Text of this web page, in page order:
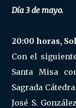
Día 3 de mayo.
20:00 horas,
Con el
Santa Misa
Sagrada
José S.